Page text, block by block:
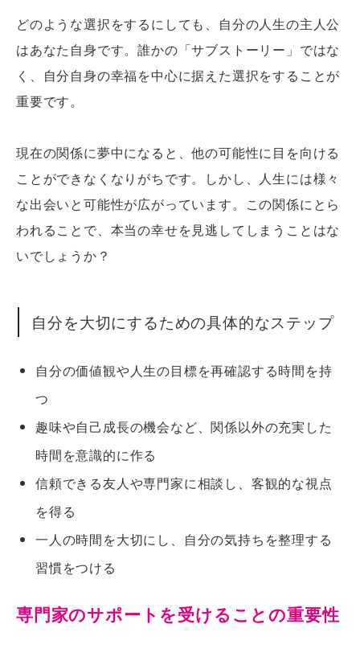
どのような選択をするにしても、自分の人生の主人公
はあなた自身です。誰かの「サブストーリー」ではな
く、自分自身の幸福を中心に据えた選択をすることが
重要です。
現在の関係に夢中になると、他の可能性に目を向ける
ことができなくなりがちです。しかし、人生には様々
な出会いと可能性が広がっています。この関係にとら
われることで、本当の幸せを見逃してしまうことはな
いでしょうか？
自分を大切にするための具体的なステップ
自分の価値観や人生の目標を再確認する時間を持
つ
趣味や自己成長の機会など、関係以外の充実した
時間を意識的に作る
信頼できる友人や専門家に相談し、客観的な視点
を得る
一人の時間を大切にし、自分の気持ちを整理する
習慣をつける
専門家のサポートを受けることの重要性